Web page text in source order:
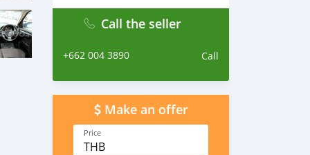
Call the seller
+662 004 3890 Call
Make an offer
Price
THB